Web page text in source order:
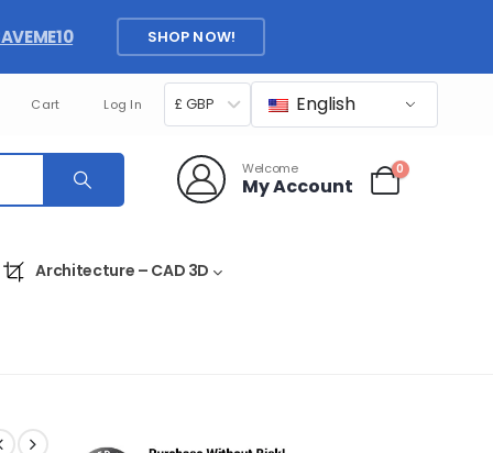
SHOP NOW!
English
£ GBP
Cart Log In
Welcome
My Account
0
Architecture – CAD 3D